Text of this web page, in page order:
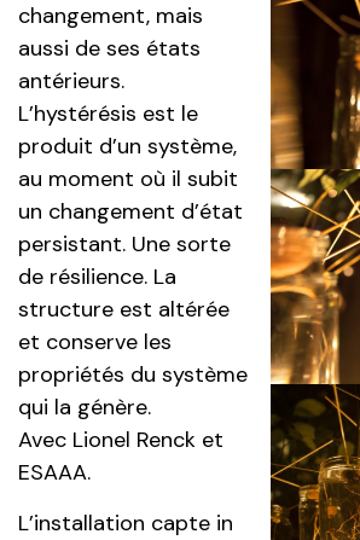
changement, mais
aussi de ses états
antérieurs.
L’hystérésis est le
produit d’un système,
au moment où il subit
un changement d’état
persistant. Une sorte
de résilience. La
structure est altérée
et conserve les
propriétés du système
qui la génère.
Avec Lionel Renck et
ESAAA.
L’installation capte in